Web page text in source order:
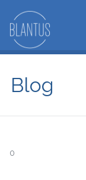
Blog
0